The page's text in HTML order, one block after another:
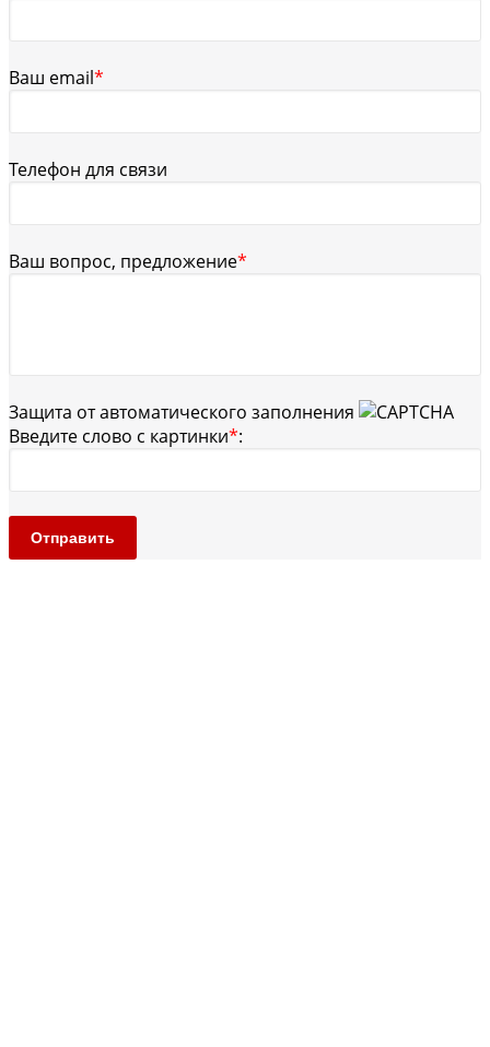
Ваш email*
Телефон для связи
Ваш вопрос, предложение*
Защита от автоматического заполнения
Введите слово с картинки*:
Отправить